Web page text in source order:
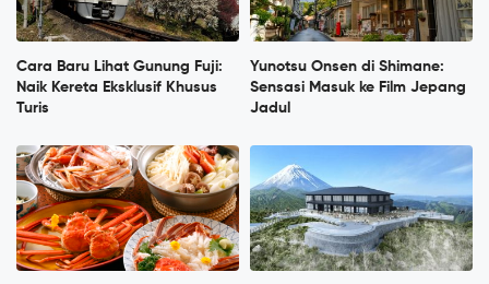
Cara Baru Lihat Gunung Fuji:
Naik Kereta Eksklusif Khusus
Turis
Yunotsu Onsen di Shimane:
Sensasi Masuk ke Film Jepang
Jadul